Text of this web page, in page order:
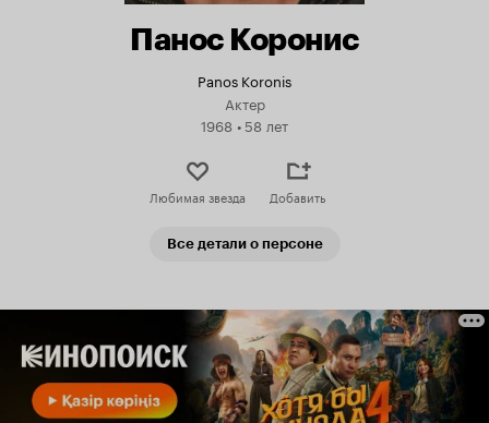
Панос Коронис
Panos Koronis
Актер
1968 •58 лет
Любимая звезда Добавить
Все детали о персоне